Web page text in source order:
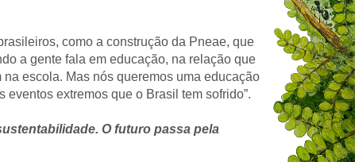
como a construção da Pneae, que
a gente fala em educação, na relação que
escola. Mas nós queremos uma educação
extremos que o Brasil tem sofrido”.
O futuro passa pela